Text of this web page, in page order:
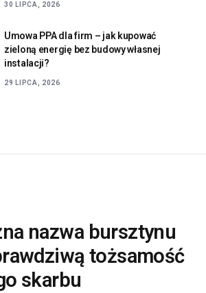
30 LIPCA, 2026
Umowa PPA dla firm – jak kupować
zieloną energię bez budowy własnej
instalacji?
29 LIPCA, 2026
nazwa bursztynu
tożsamość
skarbu